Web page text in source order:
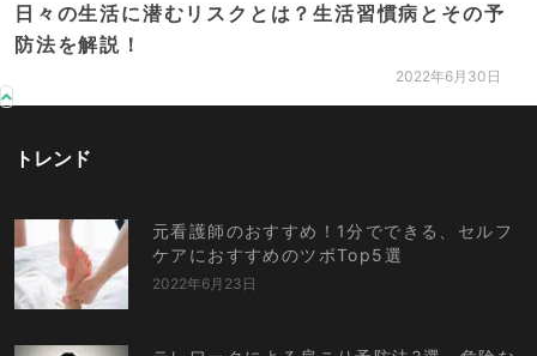
日々の生活に潜むリスクとは？生活習慣病とその予
防法を解説！
2022年6月30日
トレンド
元看護師のおすすめ！1分でできる、セルフ
ケアにおすすめのツボTop5選
2022年6月23日